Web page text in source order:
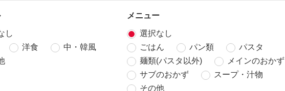
し
洋食
中・韓風
メニュー
選択なし
ごはん
パン類
パスタ
麺類(パスタ以外)
メインのおかず
サブのおかず
スープ・汁物
その他